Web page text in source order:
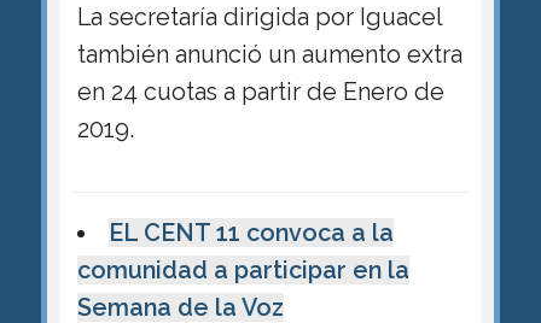
La secretaría dirigida por Iguacel
también anunció un aumento extra
en 24 cuotas a partir de Enero de
2019.
EL CENT 11 convoca a la
comunidad a participar en la
Semana de la Voz